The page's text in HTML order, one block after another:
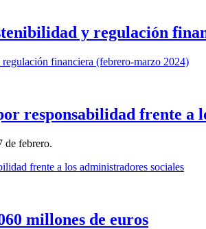
y regulación
financiera (febrero-marzo 2024)
responsabilidad frente a
de febrero.
frente a los administradores sociales
millones de euros